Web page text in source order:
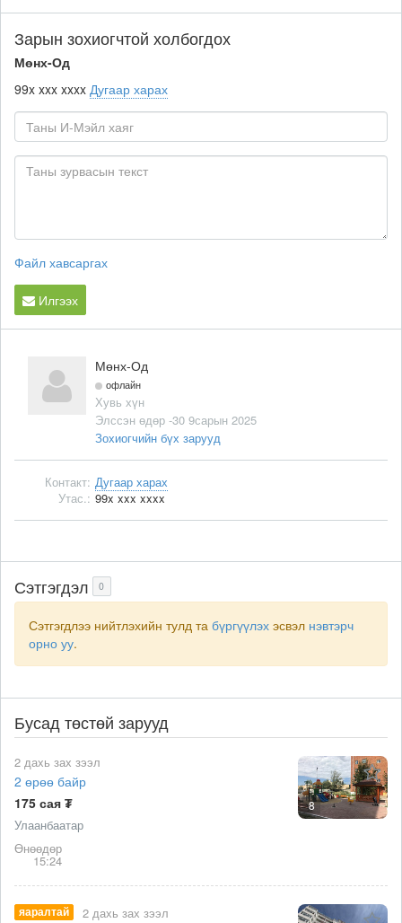
Зарын зохиогчтой холбогдох
Мөнх-Од
99x xxx xxxx Дугаар харах
Файл хавсаргах
Илгээх
Мөнх-Од
офлайн
Хувь хүн
Элссэн өдөр -30 9сарын 2025
Зохиогчийн бүх зарууд
Контакт: Дугаар харах
Утас.: 99x xxx xxxx
Сэтгэгдэл 0
Сэтгэгдлээ нийтлэхийн тулд та бүргүүлэх эсвэл нэвтэрч
орно уу.
Бусад төстөй зарууд
8
2 дахь зах зээл
2 өрөө байр
175 сая ₮
Улаанбаатар
Өнөөдөр
15:24
яаралтай 2 дахь зах зээл